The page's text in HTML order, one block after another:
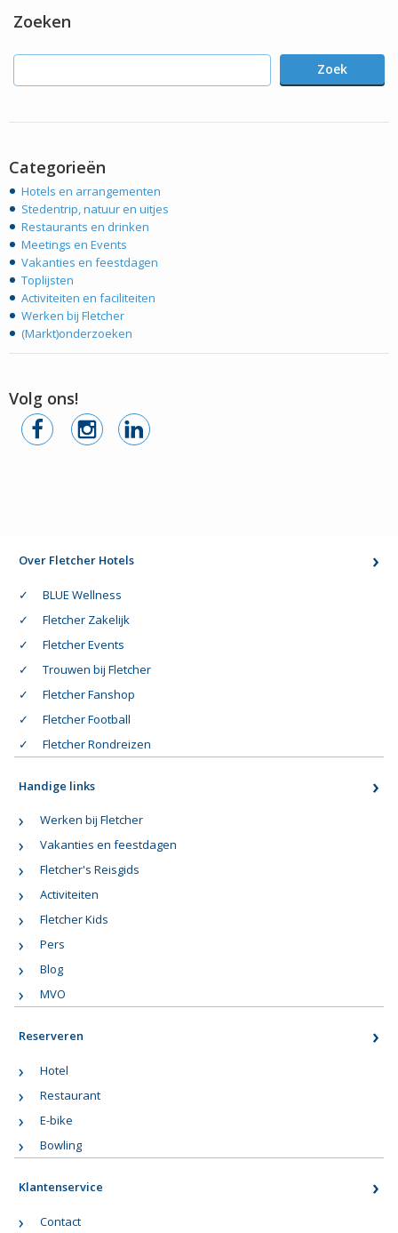
Zoeken
Zoek
Categorieën
Hotels en arrangementen
Stedentrip, natuur en uitjes
Restaurants en drinken
Meetings en Events
Vakanties en feestdagen
Toplijsten
Activiteiten en faciliteiten
Werken bij Fletcher
(Markt)onderzoeken
Volg ons!
Over Fletcher Hotels
BLUE Wellness
Fletcher Zakelijk
Fletcher Events
Trouwen bij Fletcher
Fletcher Fanshop
Fletcher Football
Fletcher Rondreizen
Handige links
Werken bij Fletcher
Vakanties en feestdagen
Fletcher's Reisgids
Activiteiten
Fletcher Kids
Pers
Blog
MVO
Reserveren
Hotel
Restaurant
E-bike
Bowling
Klantenservice
Contact